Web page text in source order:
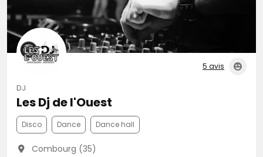
5 avis
DJ
Les Dj de l'Ouest
Disco Dance Dance hall
Combourg (35)